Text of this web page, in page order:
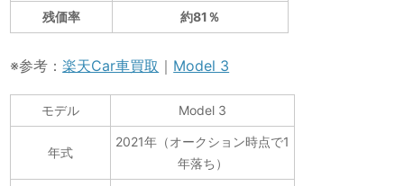
残価率 約81％
※参考：楽天Car車買取 ｜ Model 3
モデル Model 3
年式
2021年（オークション時点で1
年落ち）